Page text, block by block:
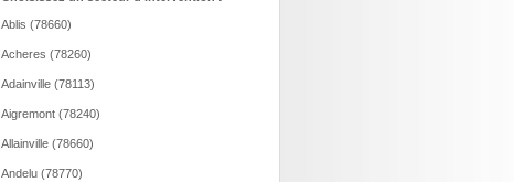
Ablis (78660)
Acheres (78260)
Adainville (78113)
Aigremont (78240)
Allainville (78660)
Andelu (78770)